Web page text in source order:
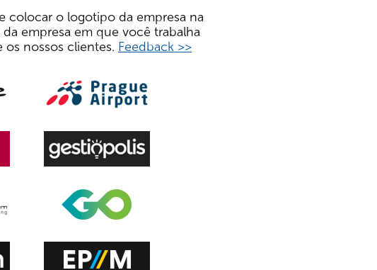
colocar o logotipo da empresa na
empresa em que você trabalha
nossos clientes. Feedback >>